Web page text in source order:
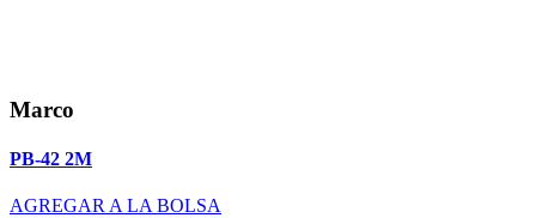
Marco
PB-42 2M
AGREGAR A LA BOLSA